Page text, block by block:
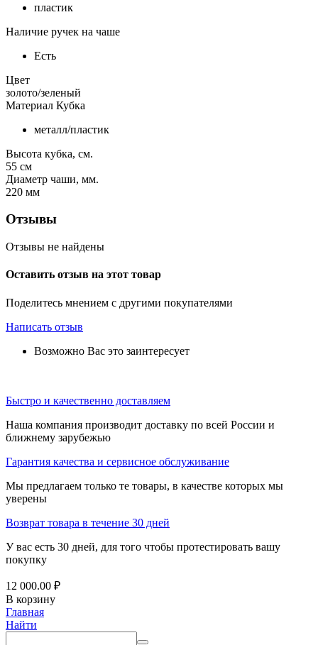
пластик
Наличие ручек на чаше
Есть
Цвет
золото/зеленый
Материал Кубка
металл/пластик
Высота кубка, см.
55 см
Диаметр чаши, мм.
220 мм
Отзывы
Отзывы не найдены
Оставить отзыв на этот товар
Поделитесь мнением с другими покупателями
Написать отзыв
Возможно Вас это заинтересует
Быстро и качественно доставляем
Наша компания производит доставку по всей России и
ближнему зарубежью
Гарантия качества и сервисное обслуживание
Мы предлагаем только те товары, в качестве которых мы
уверены
Возврат товара в течение 30 дней
У вас есть 30 дней, для того чтобы протестировать вашу
покупку
12 000.00 ₽
В корзину
Главная
Найти